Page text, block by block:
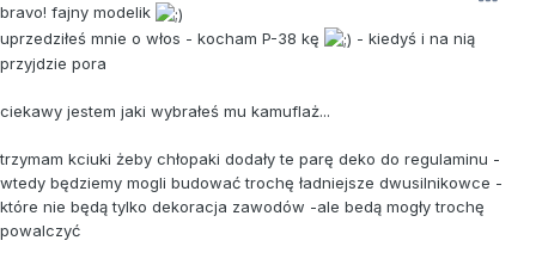
bravo! fajny modelik
uprzedziłeś mnie o włos - kocham P-38 kę
- kiedyś i na nią
przyjdzie pora
ciekawy jestem jaki wybrałeś mu kamuflaż...
trzymam kciuki żeby chłopaki dodały te parę deko do regulaminu -
wtedy będziemy mogli budować trochę ładniejsze dwusilnikowce -
które nie będą tylko dekoracja zawodów -ale bedą mogły trochę
powalczyć